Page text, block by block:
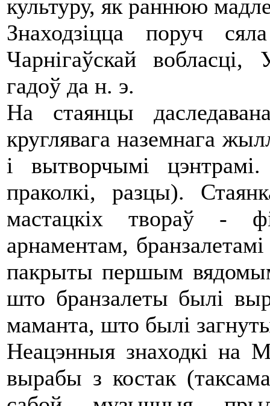
культуру, як раннюю
Знаходзіцца поруч
Чарнігаўскай
гадоў да н. э.
На стаянцы
круглявага наземнага
і вытворчымі
праколкі, разцы).
мастацкіх твораў -
арнаментам,
пакрыты першым
што бранзалеты былі
маманта, што былі
Неацэнныя знаходкі на
вырабы з костак